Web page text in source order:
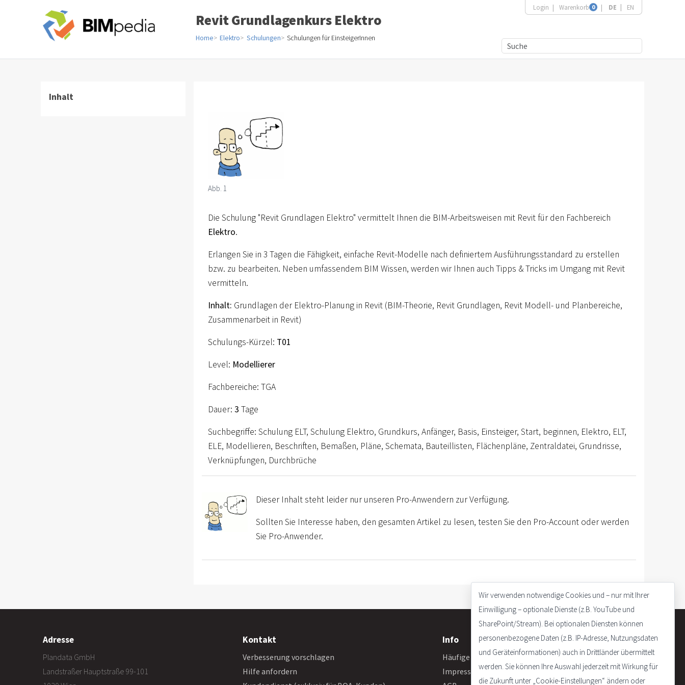
Login Warenkorb 0 DE EN
Revit Grundlagenkurs Elektro
Home Elektro Schulungen Schulungen für EinsteigerInnen
Inhalt
Abb. 1
Die Schulung "Revit Grundlagen Elektro" vermittelt Ihnen die BIM-Arbeitsweisen mit Revit für den Fachbereich
Elektro.
Erlangen Sie in 3 Tagen die Fähigkeit, einfache Revit-Modelle nach definiertem Ausführungsstandard zu erstellen
bzw. zu bearbeiten. Neben umfassendem BIM Wissen, werden wir Ihnen auch Tipps & Tricks im Umgang mit Revit
vermitteln.
Inhalt: Grundlagen der Elektro-Planung in Revit (BIM-Theorie, Revit Grundlagen, Revit Modell- und Planbereiche,
Zusammenarbeit in Revit)
Schulungs-Kürzel: T01
Level: Modellierer
Fachbereiche: TGA
Dauer: 3 Tage
Suchbegriffe: Schulung ELT, Schulung Elektro, Grundkurs, Anfänger, Basis, Einsteiger, Start, beginnen, Elektro, ELT,
ELE, Modellieren, Beschriften, Bemaßen, Pläne, Schemata, Bauteillisten, Flächenpläne, Zentraldatei, Grundrisse,
Verknüpfungen, Durchbrüche
Dieser Inhalt steht leider nur unseren Pro-Anwendern zur Verfügung.
Sollten Sie Interesse haben, den gesamten Artikel zu lesen, testen Sie den Pro-Account oder werden
Sie Pro-Anwender.
Adresse
Plandata GmbH
Landstraßer Hauptstraße 99-101
Kontakt
Verbesserung vorschlagen
Hilfe anfordern
Info
Häufige Fragen
Impressum
Wir verwenden notwendige Cookies und – nur mit Ihrer
Einwilligung – optionale Dienste (z.B. YouTube und
SharePoint/Stream). Bei optionalen Diensten können
personenbezogene Daten (z.B. IP-Adresse, Nutzungsdaten
und Geräteinformationen) auch in Drittländer übermittelt
werden. Sie können Ihre Auswahl jederzeit mit Wirkung für
die Zukunft unter „Cookie-Einstellungen“ ändern oder